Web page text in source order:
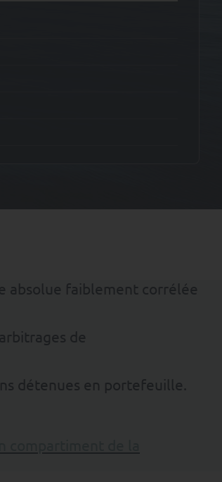
absolue faiblement corrélée
de
détenues en portefeuille.